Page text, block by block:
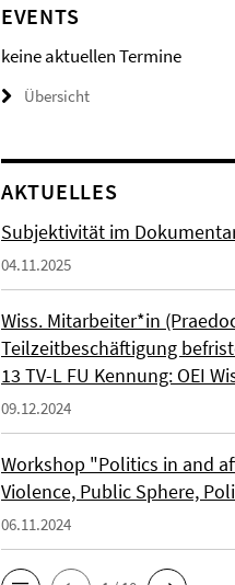
EVENTS
keine aktuellen Termine
Übersicht
AKTUELLES
Subjektivität im
04.11.2025
Wiss. Mitarbeiter*in
Teilzeitbeschäftigung
13 TV-L FU Kennung: OEI
09.12.2024
Workshop "Politics in and
Violence, Public Sphere,
06.11.2024